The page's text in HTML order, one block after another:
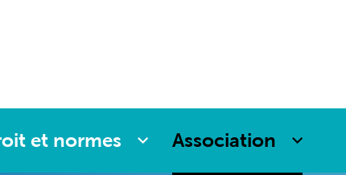
et normes Association